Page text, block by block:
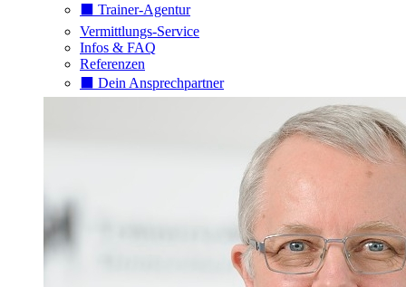
⬛️ Trainer-Agentur
Vermittlungs-Service
Infos & FAQ
Referenzen
⬛️ Dein Ansprechpartner